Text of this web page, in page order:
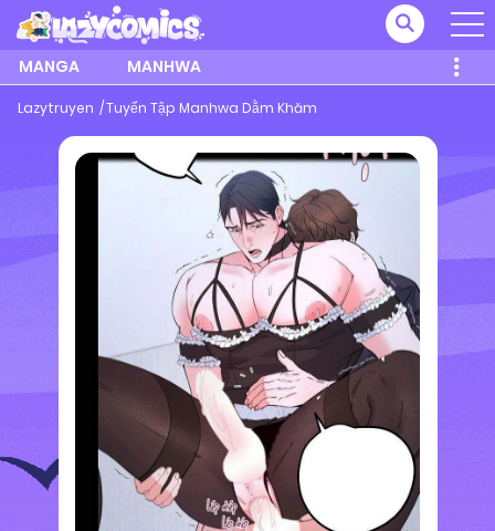
MANGA MANHWA
Lazytruyen Tuyển Tập Manhwa Dằm Khăm